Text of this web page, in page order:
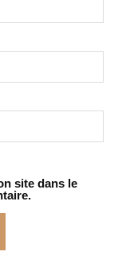
site dans le